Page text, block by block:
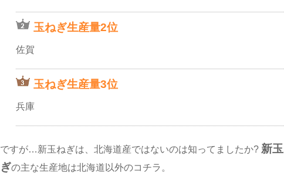
玉ねぎ生産量2位
佐賀
玉ねぎ生産量3位
兵庫
ですが…新玉ねぎは、北海道産ではないのは知ってましたか? 新
ぎの主な生産地は北海道以外のコチラ。